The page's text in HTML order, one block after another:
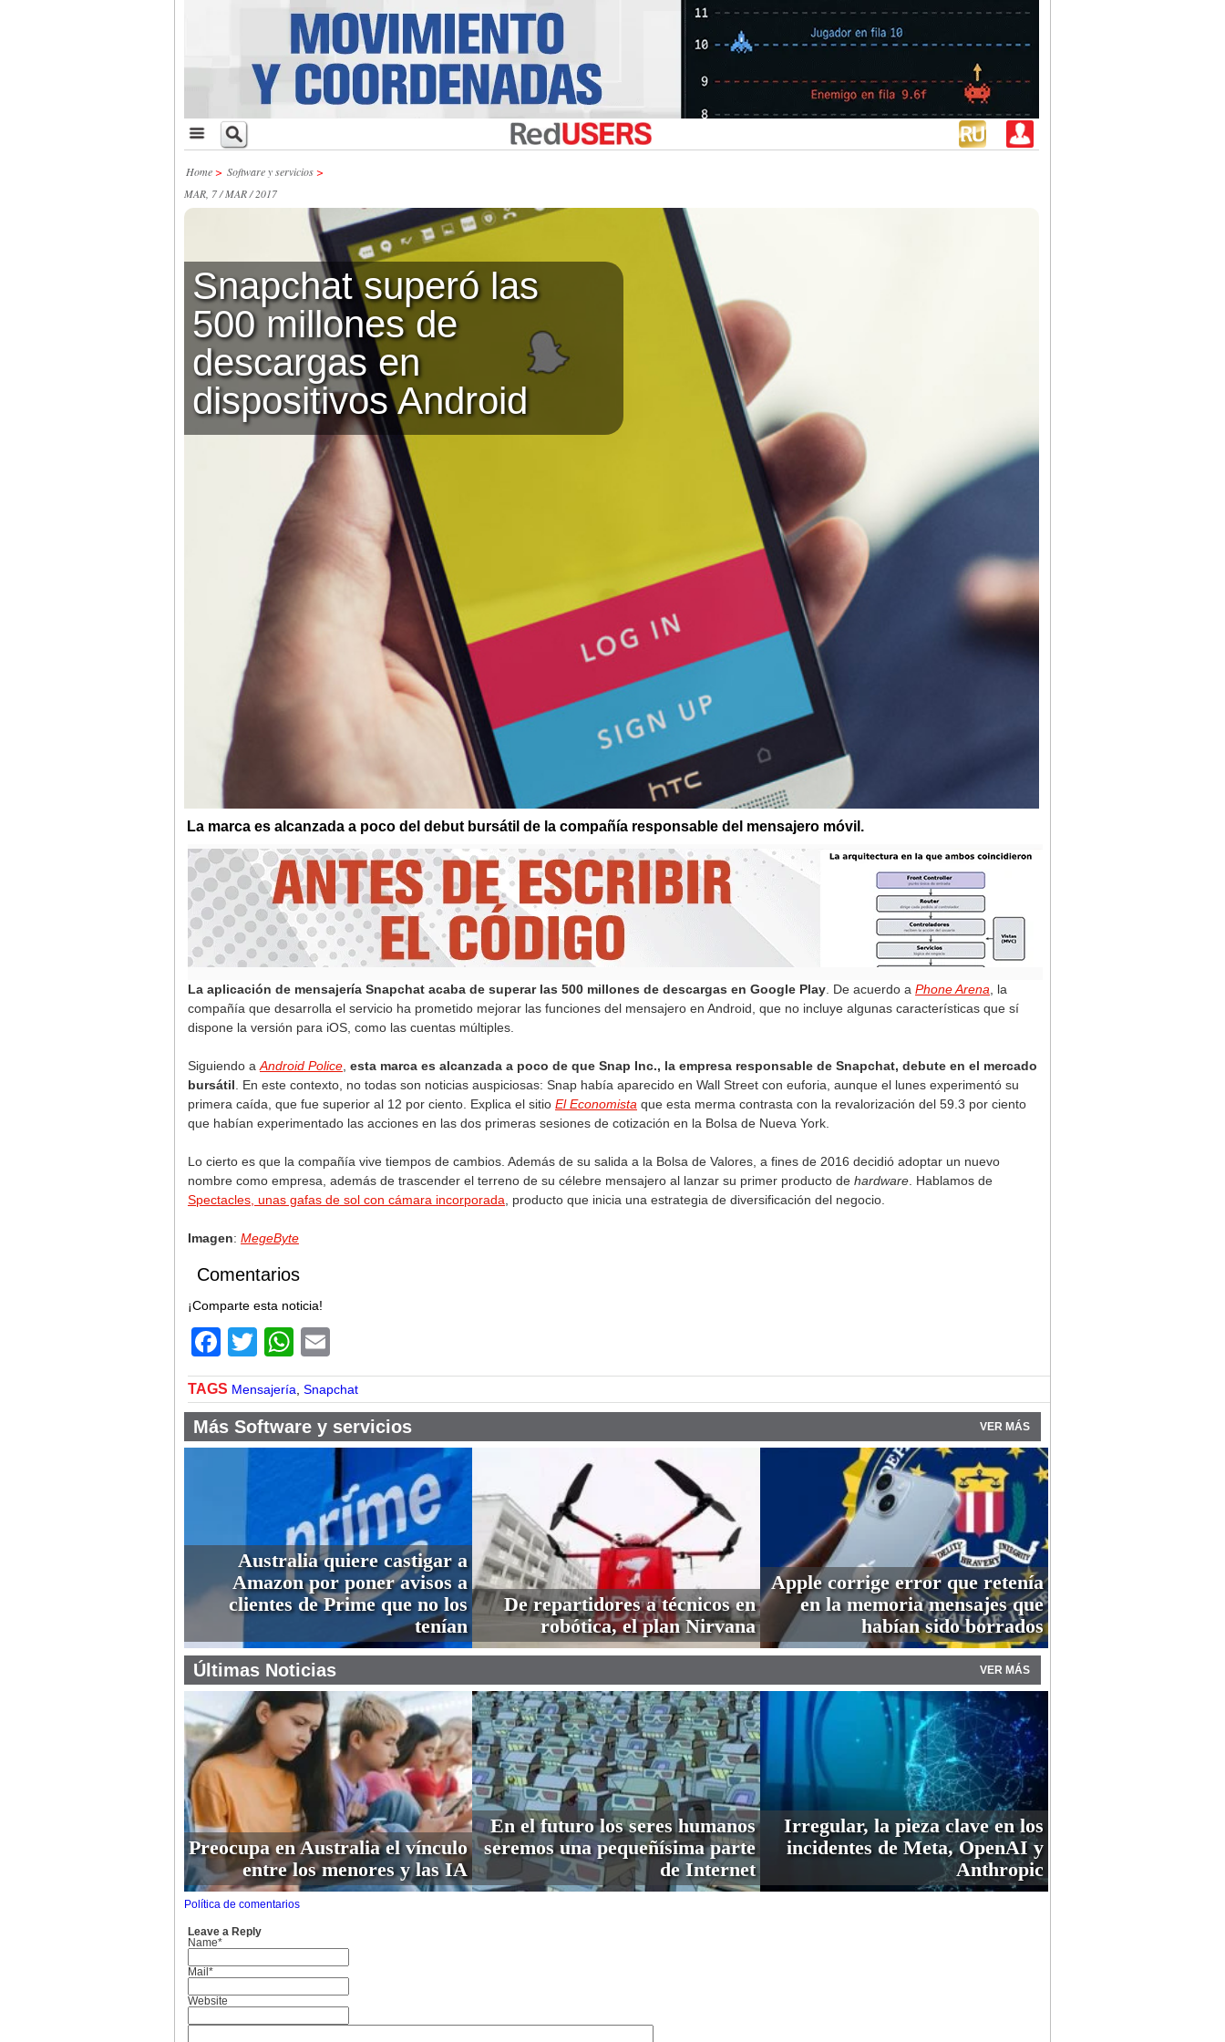
Home> Software y servicios>
MAR, 7 / MAR / 2017
Snapchat superó las
500 millones de
descargas en
dispositivos Android
La marca es alcanzada a poco del debut bursátil de la compañía responsable del mensajero móvil.
La aplicación de mensajería Snapchat acaba de superar las 500 millones de descargas en Google Play . De acuerdo a Phone Arena , la
compañía que desarrolla el servicio ha prometido mejorar las funciones del mensajero en Android, que no incluye algunas características que sí
dispone la versión para iOS, como las cuentas múltiples.
Siguiendo a Android Police esta marca es alcanzada a poco de que Snap Inc., la empresa responsable de Snapchat, debute en el mercado
bursátil . En este contexto, no todas son noticias auspiciosas: Snap había aparecido en Wall Street con euforia, aunque el lunes experimentó su
primera caída, que fue superior al 12 por ciento. Explica el sitio El Economista que esta merma contrasta con la revalorización del 59.3 por ciento
que habían experimentado las acciones en las dos primeras sesiones de cotización en la Bolsa de Nueva York.
Lo cierto es que la compañía vive tiempos de cambios. Además de su salida a la Bolsa de Valores, a fines de 2016 decidió adoptar un nuevo
nombre como empresa, además de trascender el terreno de su célebre mensajero al lanzar su primer producto de hardware . Hablamos de
Spectacles, unas gafas de sol con cámara incorporada , producto que inicia una estrategia de diversificación del negocio.
Imagen: MegeByte
Comentarios
¡Comparte esta noticia!
Facebook
TwitterWhatsApp
TAGS Mensajería Snapchat
Más Software y servicios VER MÁS
Australia quiere castigar a
Amazon por poner avisos a
clientes de Prime que no los
tenían
De repartidores a técnicos en
robótica, el plan Nirvana
Apple corrige error que retenía
en la memoria mensajes que
habían sido borrados
Últimas Noticias VER MÁS
Preocupa en Australia el vínculo
entre los menores y las IA
En el futuro los seres humanos
seremos una pequeñísima parte
de Internet
Irregular, la pieza clave en los
incidentes de Meta, OpenAI y
Anthropic
Política de comentarios
Leave a Reply
Name*
Mail*
Website